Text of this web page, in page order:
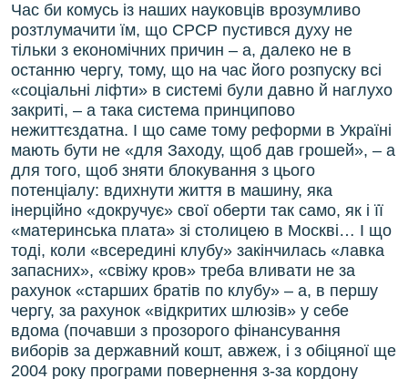
Час би комусь із наших науковців врозумливо
розтлумачити їм, що СРСР пустився духу не
тільки з економічних причин – а, далеко не в
останню чергу, тому, що на час його розпуску всі
«соціальні ліфти» в системі були давно й наглухо
закриті, – а така система принципово
нежиттєздатна. І що саме тому реформи в Україні
мають бути не «для Заходу, щоб дав грошей», – а
для того, щоб зняти блокування з цього
потенціалу: вдихнути життя в машину, яка
інерційно «докручує» свої оберти так само, як і її
«материнська плата» зі столицею в Москві… І що
тоді, коли «всередині клубу» закінчилась «лавка
запасних», «свіжу кров» треба вливати не за
рахунок «старших братів по клубу» – а, в першу
чергу, за рахунок «відкритих шлюзів» у себе
вдома (почавши з прозорого фінансування
виборів за державний кошт, авжеж, і з обіцяної ще
2004 року програми повернення з-за кордону